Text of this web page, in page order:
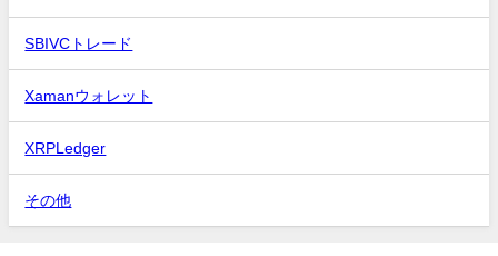
SBIVCトレード
Xamanウォレット
XRPLedger
その他